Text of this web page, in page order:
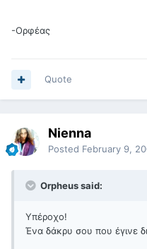
-Ορφέας
Quote
Nienna
Posted February 9,
Orpheus said:
Υπέροχο!
Ένα δάκρυ σου που έγινε